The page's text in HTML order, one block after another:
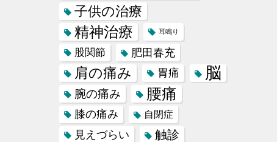
子供の治療
精神治療 耳鳴り
股関節 肥田春充
肩の痛み 胃痛 脳
腕の痛み 腰痛
膝の痛み 自閉症
見えづらい 触診